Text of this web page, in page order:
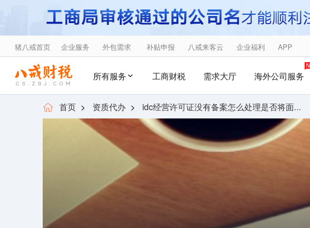
猪八戒首页 企业服务 外包需求 补贴申报 八戒来客云 企业福利 APP
所有服务 工商财税 需求大厅 海外公司服务
首页 > 资质代办 > idc经营许可证没有备案怎么处理是否将面...